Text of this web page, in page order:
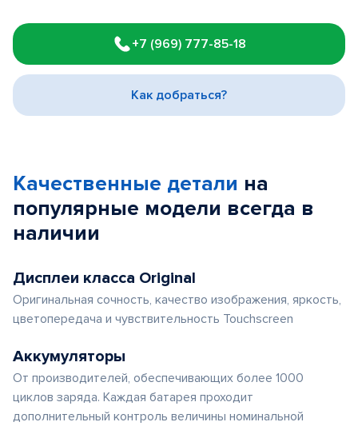
1
of
3
+7 (969) 777-85-18
Как добраться?
Качественные детали на
популярные модели всегда в
наличии
Дисплеи класса Original
Оригинальная сочность, качество изображения, яркость,
цветопередача и чувствительность Touchscreen
Аккумуляторы
От производителей, обеспечивающих более 1000
циклов заряда. Каждая батарея проходит
дополнительный контроль величины номинальной